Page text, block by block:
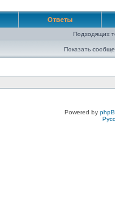
Ответы
Подходящих
Показать
Powered by